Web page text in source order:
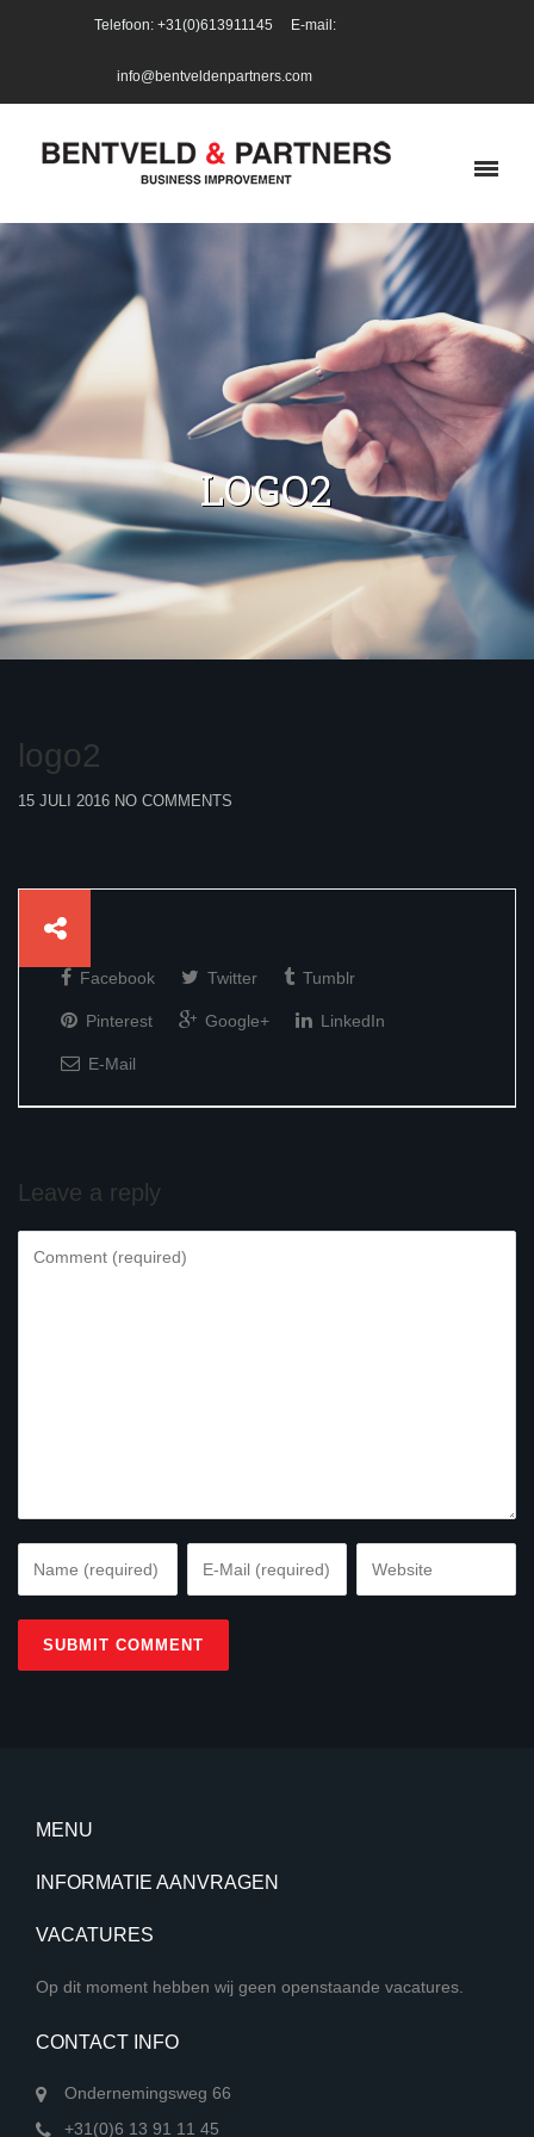
Telefoon: +31(0)613911145 E-mail:
info@bentveldenpartners.com
LOGO2
logo2
15 JULI 2016 NO COMMENTS
Facebook Twitter Tumblr
Pinterest Google+ LinkedIn
E-Mail
Leave a reply
MENU
INFORMATIE AANVRAGEN
VACATURES
Op dit moment hebben wij geen openstaande vacatures.
CONTACT INFO
Ondernemingsweg 66
+31(0)6 13 91 11 45